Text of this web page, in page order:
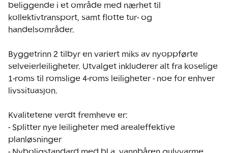
beliggende i et område med nærhet til
kollektivtransport, samt flotte tur- og
handelsområder.
Byggetrinn 2 tilbyr en variert miks av nyoppførte
selveierleiligheter. Utvalget inkluderer alt fra koselige
1-roms til romslige 4-roms leiligheter - noe for enhver
livssituasjon.
Kvalitetene verdt fremheve er:
- Splitter nye leiligheter med arealeffektive
planløsninger